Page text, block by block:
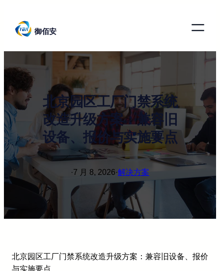
御佰安
北京园区工厂门禁系统
改造升级方案：兼容旧
设备、报价与实施要点
·7 月 8, 2026·解决方案
北京园区工厂门禁系统改造升级方案：兼容旧设备、报价
与实施要点